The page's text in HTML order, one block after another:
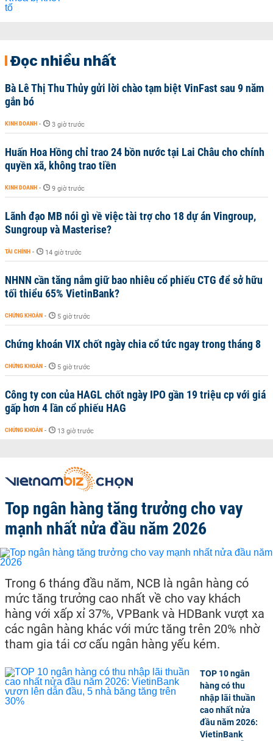
Đọc nhiều nhất
Bà Lê Thị Thu Thủy gửi lời chào tạm biệt VinFast sau 9 năm
gắn bó
KINH DOANH - 3 giờ trước
Huấn Hoa Hồng chỉ trao 24 bồn nước tại Lai Châu cho chính
quyền xã, không trao tiền
KINH DOANH - 9 giờ trước
Lãnh đạo MB nói gì về việc tài trợ cho 18 dự án Vingroup,
Sungroup và Masterise?
TÀI CHÍNH - 14 giờ trước
NHNN cần tăng nắm giữ bao nhiêu cổ phiếu CTG để sở hữu
tối thiểu 65% VietinBank?
CHỨNG KHOÁN - 5 giờ trước
Chứng khoán VIX chốt ngày chia cổ tức ngay trong tháng 8
CHỨNG KHOÁN - 5 giờ trước
Công ty con của HAGL chốt ngày IPO gần 19 triệu cp với giá
gấp hơn 4 lần cổ phiếu HAG
CHỨNG KHOÁN - 13 giờ trước
Top ngân hàng tăng trưởng cho vay
mạnh nhất nửa đầu năm 2026
Trong 6 tháng đầu năm, NCB là ngân hàng có
mức tăng trưởng cao nhất về cho vay khách
hàng với xấp xỉ 37%, VPBank và HDBank vượt xa
các ngân hàng khác với mức tăng trên 20% nhờ
tham gia tái cơ cấu ngân hàng yếu kém.
TOP 10 ngân
hàng có thu
nhập lãi thuần
cao nhất nửa
đầu năm 2026:
VietinBank